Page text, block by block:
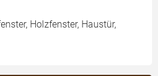
Holzfenster, Haustür,